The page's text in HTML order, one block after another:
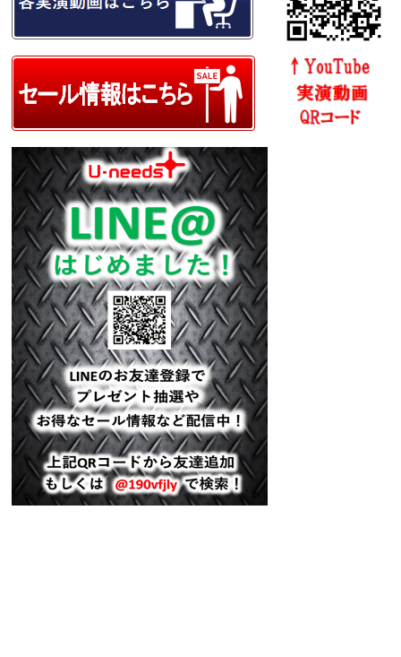
頂きます。
2020年12月25日(金)から2021年1月5日まで
プラスチックケース中箱・大箱のサービスを
開始しました。
2019/9/2
幕張メッセの「DIYショー」に出展。
2018/11/08
アルミケース中箱・大箱を本日付で廃番とさ
せて頂きます。
2015/04/01
アルミケース大箱の出荷を再開いたしまし
た。
2014/12/10
アルミケース大箱に不具合が生じましたので
当面の間アルミケース大箱の出荷を中止いた
します。 商品の出荷については紙箱を代用
いたします。アルミケース中箱は通常通り出
荷いたします。
2012/01/31
製造元がユ・ニーズではないネジ商品が、最
近出回っております。類似品の場合、使用す